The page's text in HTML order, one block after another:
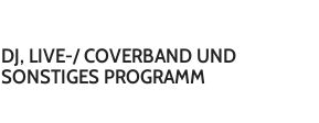
DJ, LIVE-/ COVERBAND UND
SONSTIGES PROGRAMM